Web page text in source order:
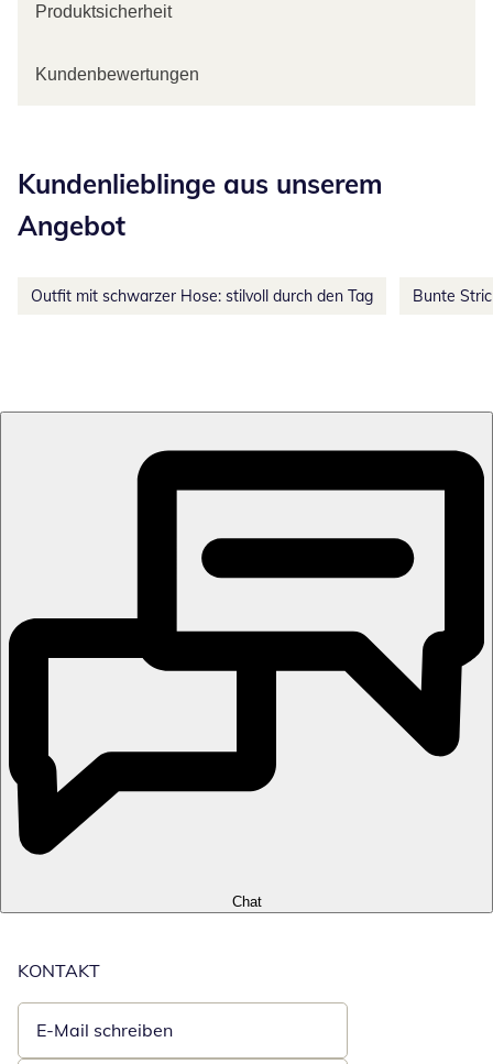
Produktsicherheit
Kundenbewertungen
Kundenlieblinge aus unserem
Angebot
Outfit mit schwarzer Hose: stilvoll durch den Tag Bunte
Chat
KONTAKT
E-Mail schreiben
Öffnet E-Mail-Client